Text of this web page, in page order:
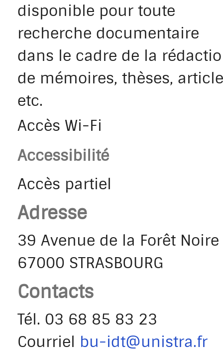
disponible pour toute
recherche documentaire
dans le cadre de la
de mémoires, thèses,
etc.
Accès Wi-Fi
Accessibilité
Accès partiel
Adresse
39 Avenue de la Forêt Noire
67000 STRASBOURG
Contacts
Tél. 03 68 85 83 23
Courriel bu-idt@unistra.fr